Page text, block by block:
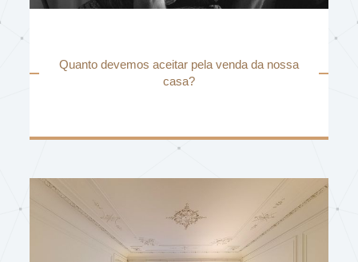
Quanto devemos aceitar pela venda da nossa
casa?